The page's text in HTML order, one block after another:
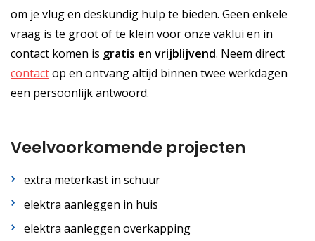
om je vlug en deskundig hulp te bieden. Geen enkele
vraag is te groot of te klein voor onze vaklui en in
contact komen is gratis en vrijblijvend. Neem direct
contactop en ontvang altijd binnen twee werkdagen
een persoonlijk antwoord.
Veelvoorkomende projecten
extra meterkast in schuur
elektra aanleggen in huis
elektra aanleggen overkapping